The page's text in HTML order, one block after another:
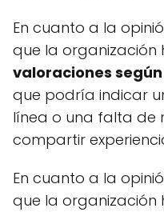
En cuanto a la
que la organización
valoraciones según
que podría indicar
línea o una falta de
compartir
En cuanto a la
que la organización